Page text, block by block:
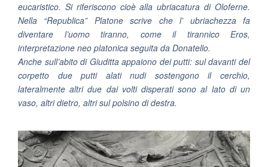
eucaristico. Si riferiscono cioè alla ubriacatura di Oloferne.
Nella “Republica” Platone scrive che l’ ubriachezza fa
diventare l’uomo tiranno, come il tirannico Eros,
interpretazione neo platonica seguita da Donatello.
Anche sull’abito di Giuditta appaiono dei putti: sul davanti del
corpetto due putti alati nudi sostengono il cerchio,
lateralmente altri due dai volti disperati sono al lato di un
vaso, altri dietro, altri sul polsino di destra.